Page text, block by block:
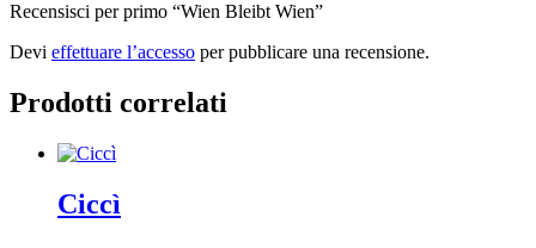
Recensisci per primo “Wien Bleibt Wien”
Devi effettuare l’accesso per pubblicare una recensione.
Prodotti correlati
Ciccì